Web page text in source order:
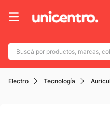
Buscá por productos,
Electro Tecnología
Términos más buscados
1. adidas